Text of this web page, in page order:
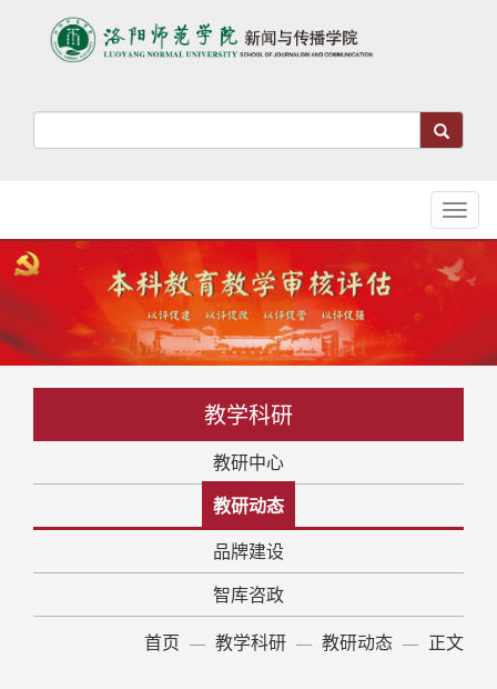
教学科研
教研中心
教研动态
品牌建设
智库咨政
首页
教学科研 教研动态 正文